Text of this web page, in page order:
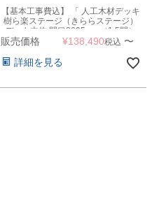
【基本工事費込】 「 人工木材デッキ
樹ら楽ステージ（きららステージ）
デッキ本体 間口2695mm（1.5間）
」 【滋賀・京都・大阪のみ対応可
販売価格 ¥138,490税込 〜
詳細を見る